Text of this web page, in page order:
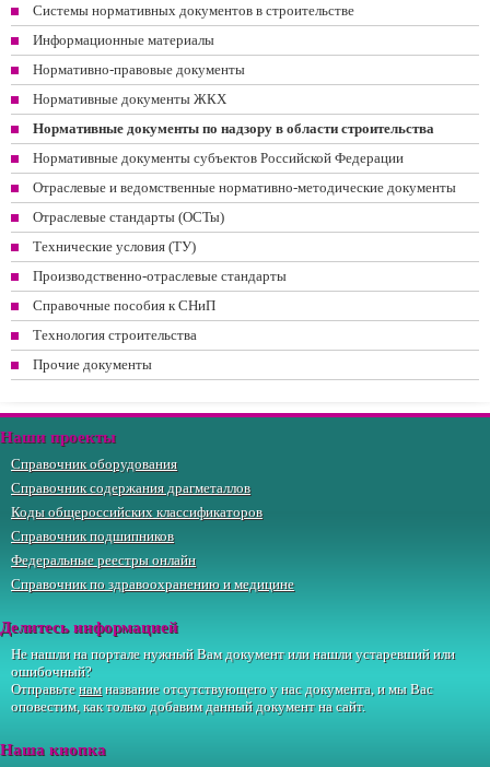
Системы нормативных документов в строительстве
Информационные материалы
Нормативно-правовые документы
Нормативные документы ЖКХ
Нормативные документы по надзору в области строительства
Нормативные документы субъектов Российской Федерации
Отраслевые и ведомственные нормативно-методические документы
Отраслевые стандарты (ОСТы)
Технические условия (ТУ)
Производственно-отраслевые стандарты
Справочные пособия к СНиП
Технология строительства
Прочие документы
Наши проекты
Справочник оборудования
Справочник содержания драгметаллов
Коды общероссийских классификаторов
Справочник подшипников
Федеральные реестры онлайн
Справочник по здравоохранению и медицине
Делитесь информацией
Не нашли на портале нужный Вам документ или нашли устаревший или
ошибочный?
Отправьтенамназвание отсутствующего у нас документа, и мы Вас
оповестим, как только добавим данный документ на сайт.
Наша кнопка